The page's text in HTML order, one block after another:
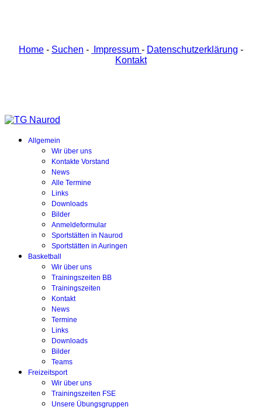
Home - Suchen - Impressum - Datenschutzerklärung -
Kontakt
Allgemein
Wir über uns
Kontakte Vorstand
News
Alle Termine
Links
Downloads
Bilder
Anmeldeformular
Sportstätten in Naurod
Sportstätten in Auringen
Basketball
Wir über uns
Trainingszeiten BB
Trainingszeiten
Kontakt
News
Termine
Links
Downloads
Bilder
Teams
Freizeitsport
Wir über uns
Trainingszeiten FSE
Unsere Übungsgruppen